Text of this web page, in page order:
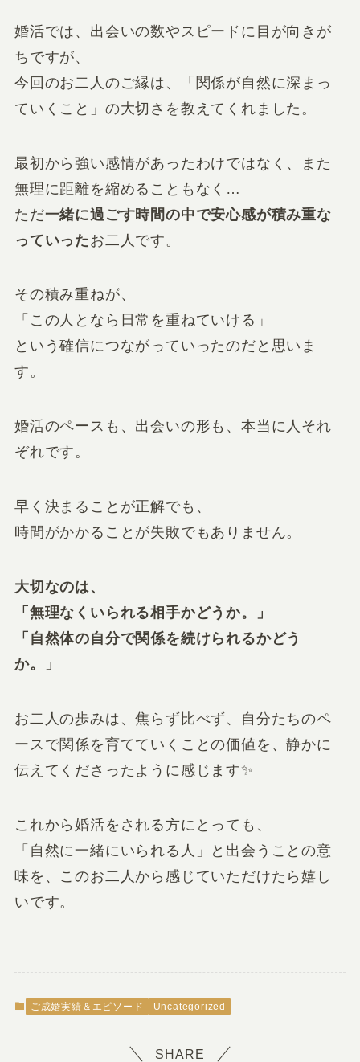
婚活では、出会いの数やスピードに目が向きが
ちですが、
今回のお二人のご縁は、「関係が自然に深まっ
ていくこと」の大切さを教えてくれました。
最初から強い感情があったわけではなく、また
無理に距離を縮めることもなく…
ただ一緒に過ごす時間の中で安心感が積み重な
っていったお二人です。
その積み重ねが、
「この人となら日常を重ねていける」
という確信につながっていったのだと思いま
す。
婚活のペースも、出会いの形も、本当に人それ
ぞれです。
早く決まることが正解でも、
時間がかかることが失敗でもありません。
大切なのは、
「無理なくいられる相手かどうか。」
「自然体の自分で関係を続けられるかどう
か。」
お二人の歩みは、焦らず比べず、自分たちのペ
ースで関係を育てていくことの価値を、静かに
伝えてくださったように感じます✨
これから婚活をされる方にとっても、
「自然に一緒にいられる人」と出会うことの意
味を、このお二人から感じていただけたら嬉し
いです。
ご成婚実績＆エピソード Uncategorized
SHARE